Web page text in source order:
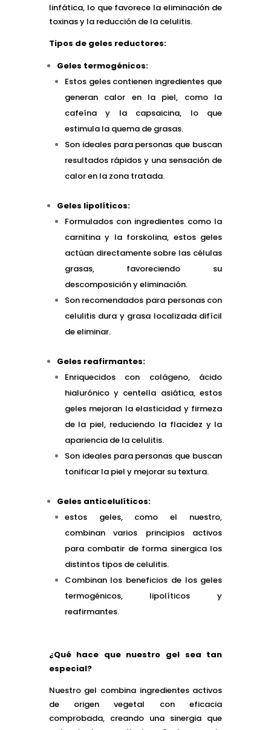
linfática, lo que favorece la eliminación de
toxinas y la reducción de la celulitis.
Tipos de geles reductores:
Geles termogénicos:
Estos geles contienen ingredientes que
generan calor en la piel, como la
cafeína y la capsaicina, lo que
estimula la quema de grasas.
Son ideales para personas que buscan
resultados rápidos y una sensación de
calor en la zona tratada.
Geles lipolíticos:
Formulados con ingredientes como la
carnitina y la forskolina, estos geles
actúan directamente sobre las células
grasas, favoreciendo su
descomposición y eliminación.
Son recomendados para personas con
celulitis dura y grasa localizada difícil
de eliminar.
Geles reafirmantes:
Enriquecidos con colágeno, ácido
hialurónico y centella asiática, estos
geles mejoran la elasticidad y firmeza
de la piel, reduciendo la flacidez y la
apariencia de la celulitis.
Son ideales para personas que buscan
tonificar la piel y mejorar su textura.
Geles anticelulíticos:
estos geles, como el nuestro,
combinan varios principios activos
para combatir de forma sinergica los
distintos tipos de celulitis.
Combinan los beneficios de los geles
termogénicos, lipolíticos y
reafirmantes.
¿Qué hace que nuestro gel sea tan
especial?
Nuestro gel combina ingredientes activos
de origen vegetal con eficacia
comprobada, creando una sinergia que